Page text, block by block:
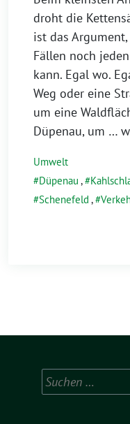
droht die
ist das
Fällen noch
kann. Egal wo.
Weg oder eine
um eine
Düpenau, um …
Umwelt
Düpenau ,
Schenefeld ,
Suchen
nach: